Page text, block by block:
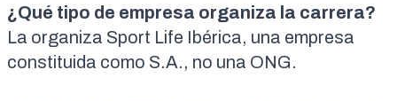
¿Qué tipo de empresa organiza la carrera?
La organiza Sport Life Ibérica, una empresa
constituida como S.A., no una ONG.